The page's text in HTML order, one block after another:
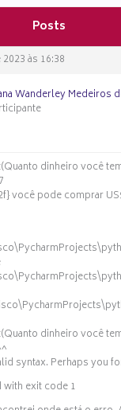
Posts
às 16:38
Wanderley Medeiros
dinheiro você
você pode comprar
dinheiro você
syntax. Perhaps you
exit code 1